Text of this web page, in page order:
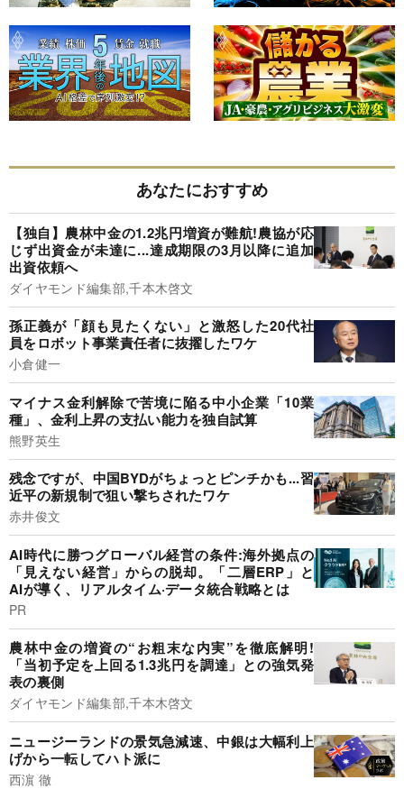
あなたにおすすめ
【独自】農林中金の1.2兆円増資が難航!農協が応
じず出資金が未達に...達成期限の3月以降に追加
出資依頼へ
ダイヤモンド編集部,千本木啓文
孫正義が「顔も見たくない」と激怒した20代社
員をロボット事業責任者に抜擢したワケ
小倉健一
マイナス金利解除で苦境に陥る中小企業「10業
種」、金利上昇の支払い能力を独自試算
熊野英生
残念ですが、中国BYDがちょっとピンチかも...習
近平の新規制で狙い撃ちされたワケ
赤井俊文
AI時代に勝つグローバル経営の条件:海外拠点の
「見えない経営」からの脱却。「二層ERP」と
AIが導く、リアルタイム·データ統合戦略とは
PR
農林中金の増資の“お粗末な内実”を徹底解明!
「当初予定を上回る1.3兆円を調達」との強気発
表の裏側
ダイヤモンド編集部,千本木啓文
ニュージーランドの景気急減速、中銀は大幅利上
げから一転してハト派に
西濵 徹